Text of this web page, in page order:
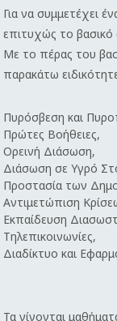
Για να συμμετέχει
επιτυχώς το βασικό
Με το πέρας του
παρακάτω
Πυρόσβεση και
Πρώτες Βοήθειες,
Ορεινή Διάσωση,
Διάσωση σε Υγρό
Προστασία των
Αντιμετώπιση
Εκπαίδευση
Τηλεπικοινωνίες,
Διαδίκτυο και
Τα γίνονται